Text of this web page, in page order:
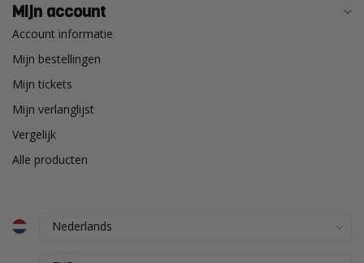
Mijn account
Account informatie
Mijn bestellingen
Mijn tickets
Mijn verlanglijst
Vergelijk
Alle producten